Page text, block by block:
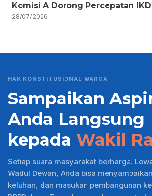
Komisi A Dorong Percepatan IKD
28/07/2026
HAK KONSTITUSIONAL WARGA
Sampaikan
Anda Langsung
kepada Wakil
Setiap suara masyarakat berharga.
Wadul Dewan, Anda bisa
keluhan, dan masukan pembangunan